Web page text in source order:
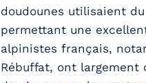
doudounes utilisaient
permettant une
alpinistes français,
Rébuffat, ont